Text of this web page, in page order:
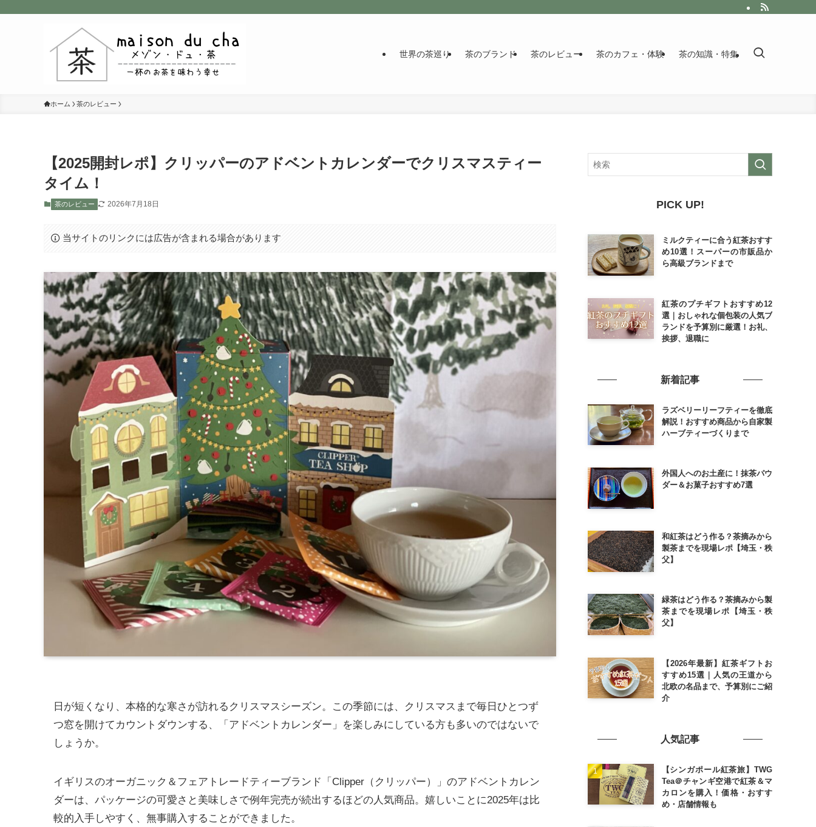
世界の茶巡り 茶のブランド 茶のレビュー 茶のカフェ・体験 茶の知識・特集
ホーム 茶のレビュー
【2025開封レポ】クリッパーのアドベントカレンダーでクリスマスティー
タイム！
茶のレビュー 2026年7月18日
当サイトのリンクには広告が含まれる場合があります
日が短くなり、本格的な寒さが訪れるクリスマスシーズン。この季節には、クリスマスまで毎日ひとつず
つ窓を開けてカウントダウンする、「アドベントカレンダー」を楽しみにしている方も多いのではないで
しょうか。
イギリスのオーガニック＆フェアトレードティーブランド「Clipper（クリッパー）」のアドベントカレン
ダーは、パッケージの可愛さと美味しさで例年完売が続出するほどの人気商品。嬉しいことに2025年は比
較的入手しやすく、無事購入することができました。
PICK UP!
ミルクティーに合う紅茶おすす
め10選！スーパーの市販品か
ら高級ブランドまで
紅茶のプチギフトおすすめ12
選｜おしゃれな個包装の人気ブ
ランドを予算別に厳選！お礼、
挨拶、退職に
新着記事
ラズベリーリーフティーを徹底
解説！おすすめ商品から自家製
ハーブティーづくりまで
外国人へのお土産に！抹茶パウ
ダー＆お菓子おすすめ7選
和紅茶はどう作る？茶摘みから
製茶までを現場レポ【埼玉・秩
父】
緑茶はどう作る？茶摘みから製
茶までを現場レポ【埼玉・秩
父】
【2026年最新】紅茶ギフトお
すすめ15選｜人気の王道から
北欧の名品まで、予算別にご紹
介
人気記事
【シンガポール紅茶旅】TWG
Tea＠チャンギ空港で紅茶＆マ
カロンを購入！価格・おすす
め・店舗情報も